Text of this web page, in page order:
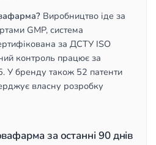
Виробництво іде за
GMP, система
за ДСТУ ISO
контроль працює за
У бренду також 52 патенти
власну розробку
за останні 90 днів